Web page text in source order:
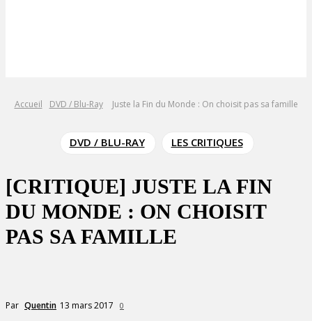
Accueil DVD / Blu-Ray Juste la Fin du Monde : On choisit pas sa famille
DVD / BLU-RAY LES CRITIQUES
[CRITIQUE] JUSTE LA FIN
DU MONDE : ON CHOISIT
PAS SA FAMILLE
Par Quentin 13 mars 2017 0